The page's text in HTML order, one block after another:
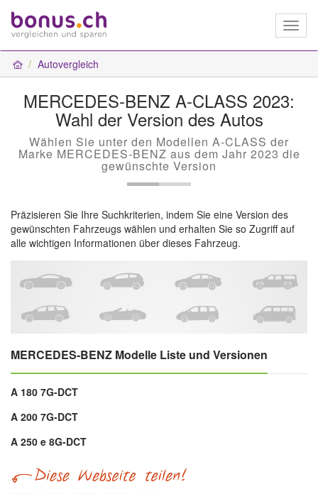
Autovergleich
MERCEDES-BENZ A-CLASS 2023:
Wahl der Version des Autos
Wählen Sie unter den Modellen A-CLASS der
Marke MERCEDES-BENZ aus dem Jahr 2023 die
gewünschte Version
Präzisieren Sie Ihre Suchkriterien, indem Sie eine Version des
gewünschten Fahrzeugs wählen und erhalten Sie so Zugriff auf
alle wichtigen Informationen über dieses Fahrzeug.
MERCEDES-BENZ Modelle Liste und Versionen
A 180 7G-DCT
A 200 7G-DCT
A 250 e 8G-DCT